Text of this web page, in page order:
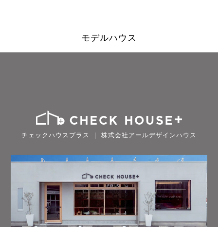
モデルハウス
チェックハウスプラス ｜ 株式会社アールデザインハウス